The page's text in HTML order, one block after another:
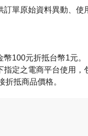
單原始資料異動、使
100元折抵台幣1元。
定之電商平台使用，
折抵商品價格。